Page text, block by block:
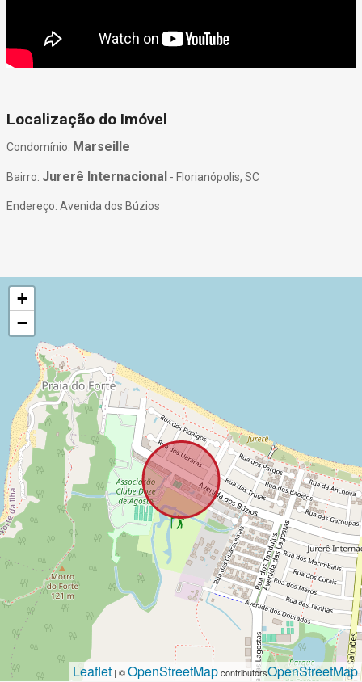
Localização do Imóvel
Condomínio: Marseille
Bairro: Jurerê Internacional - Florianópolis, SC
Endereço: Avenida dos Búzios
+
−
Leaflet | ©OpenStreetMapcontributorsOpenStreetMap